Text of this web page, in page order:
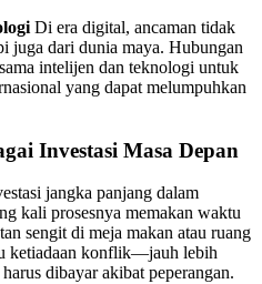
Di era digital, ancaman tidak
juga dari dunia maya. Hubungan
intelijen dan teknologi untuk
yang dapat melumpuhkan
Investasi Masa Depan
jangka panjang dalam
kali prosesnya memakan waktu
sengit di meja makan atau ruang
ketiadaan konflik—jauh lebih
dibayar akibat peperangan.